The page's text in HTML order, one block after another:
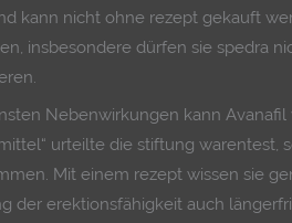
kann nicht ohne rezept gekauft
insbesondere dürfen sie spedra
Nebenwirkungen kann Avanafil
urteilte die stiftung warentest,
Mit einem rezept wissen sie
der erektionsfähigkeit auch